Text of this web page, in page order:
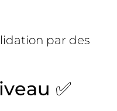
par des
✅